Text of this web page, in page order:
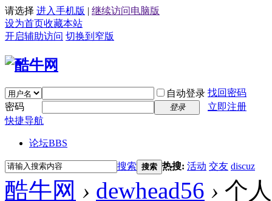
请选择 进入手机版 | 继续访问电脑版
设为首页收藏本站
开启辅助访问 切换到窄版
自动登录 找回密码
密码
登录
立即注册
快捷导航
论坛BBS
搜索 搜索 热搜: 活动 交友 discuz
酷牛网 › dewhead56 › 个